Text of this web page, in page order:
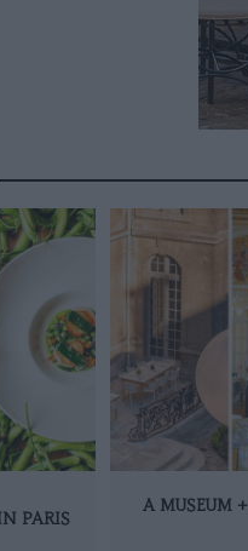
PARIS
A MUSEUM